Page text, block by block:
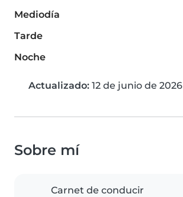
Mediodía
Tarde
Noche
Actualizado: 12 de junio de 2026
Sobre mí
Carnet de conducir